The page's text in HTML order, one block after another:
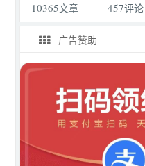
10365文章 457评论
广告赞助